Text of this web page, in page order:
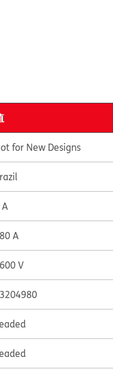
for New Designs
A
V